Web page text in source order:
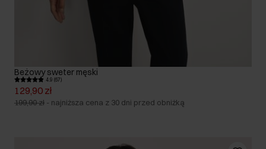
Beżowy sweter męski
4.9 (67)
129,90 zł
199,90 zł - najniższa cena z 30 dni przed obniżką